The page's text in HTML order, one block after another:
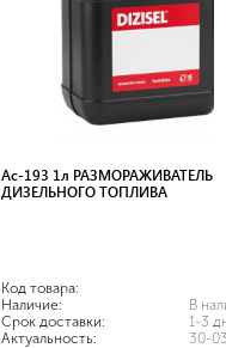
Ас-193 1л РАЗМОРАЖИВАТЕЛЬ
ДИЗЕЛЬНОГО ТОПЛИВА
Код товара:
Наличие:
В
Срок доставки:
1-3
Актуальность:
30-